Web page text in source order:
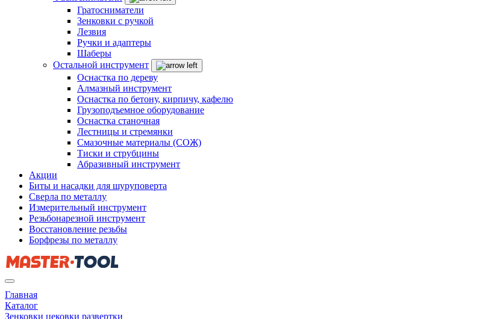
Гратосниматели
Зенковки с ручкой
Лезвия
Ручки и адаптеры
Шаберы
Остальной инструмент
Оснастка по дереву
Алмазный инструмент
Оснастка по бетону, кирпичу, кафелю
Грузоподъемное оборудование
Оснастка станочная
Лестницы и стремянки
Смазочные материалы (СОЖ)
Тиски и струбцины
Абразивный инструмент
Акции
Биты и насадки для шуруповерта
Сверла по металлу
Измерительный инструмент
Резьбонарезной инструмент
Восстановление резьбы
Борфрезы по металлу
Главная
Каталог
Зенковки цековки развертки